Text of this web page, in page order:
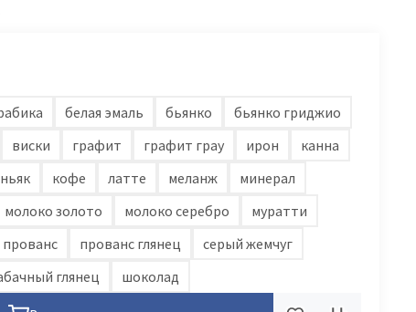
белая эмаль бьянко
бьянко гриджио
виски графит графит грау ирон
канна
кофе латте меланж
минерал
молоко золото молоко серебро
муратти
прованс прованс глянец
серый жемчуг
глянец шоколад